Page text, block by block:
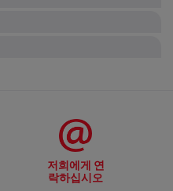
마십시오.
이 매우 날카로우므로 베이지
우 이 제품 사용과 관
주걱과 같은 적절한 도구를
세요.
기하세요.
저희에게 연
락하십시오